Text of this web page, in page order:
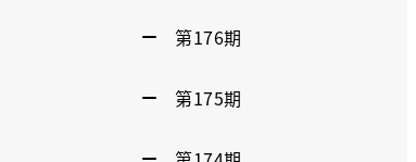
第176期
第175期